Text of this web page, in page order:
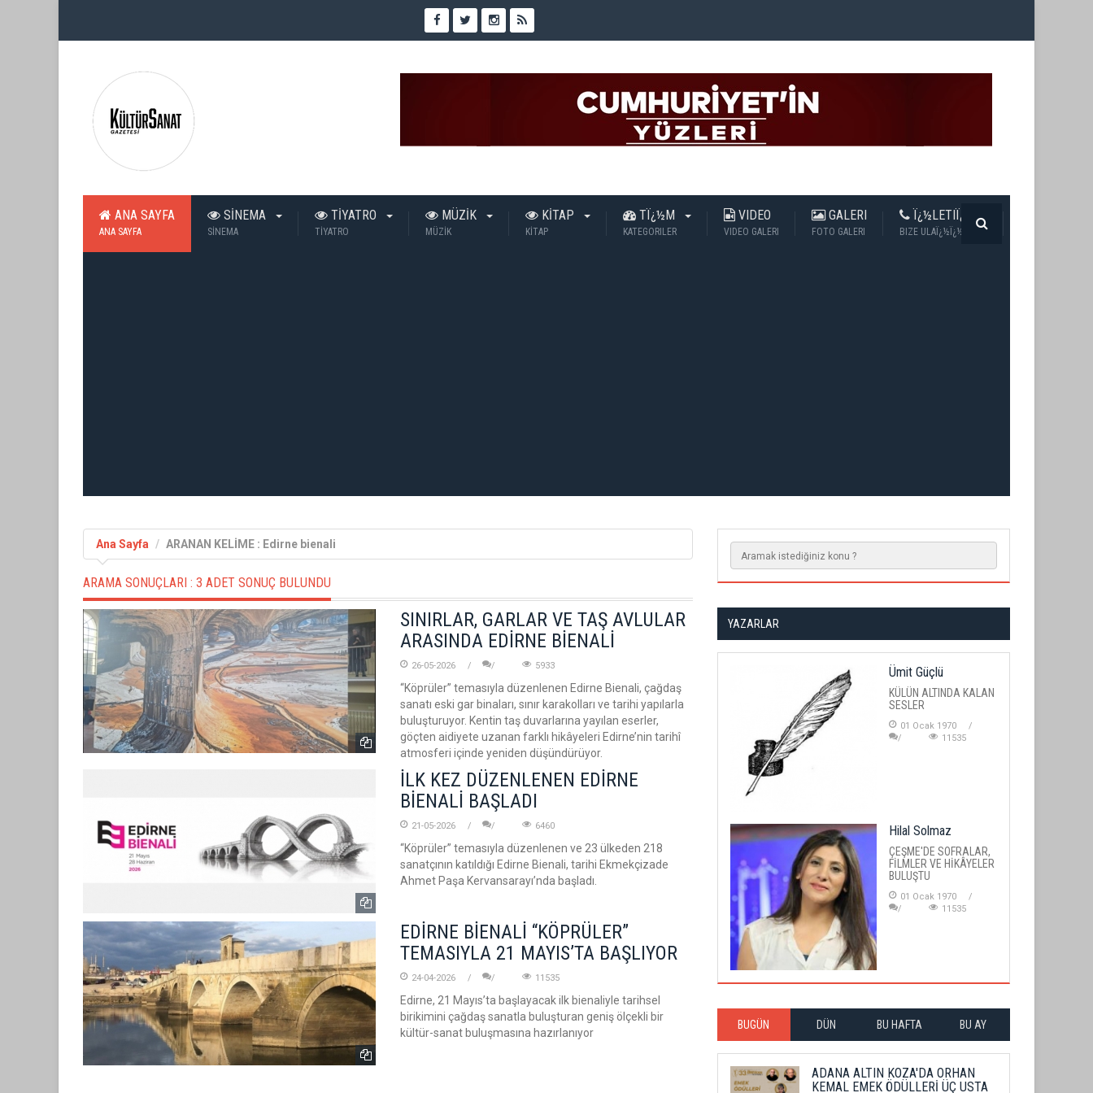
ANA SAYFA
ANA SAYFA
SİNEMA
SİNEMA
TİYATRO
TİYATRO
MÜZİK
MÜZİK
KİTAP
KİTAP
TÏ¿½M
KATEGORILER
VIDEO
VIDEO GALERI
GALERI
FOTO GALERI
Ï¿½LETIÏ¿½IM
BIZE ULAÏ¿½Ï¿½N
Ana Sayfa ARANAN KELİME : Edirne bienali
ARAMA SONUÇLARI : 3 ADET SONUÇ BULUNDU
SINIRLAR, GARLAR VE TAŞ AVLULAR
ARASINDA EDİRNE BİENALİ
26-05-2026 5933
“Köprüler” temasıyla düzenlenen Edirne Bienali, çağdaş
sanatı eski gar binaları, sınır karakolları ve tarihi yapılarla
buluşturuyor. Kentin taş duvarlarına yayılan eserler,
göçten aidiyete uzanan farklı hikâyeleri Edirne’nin tarihî
atmosferi içinde yeniden düşündürüyor.
İLK KEZ DÜZENLENEN EDİRNE
BİENALİ BAŞLADI
21-05-2026 6460
“Köprüler” temasıyla düzenlenen ve 23 ülkeden 218
sanatçının katıldığı Edirne Bienali, tarihi Ekmekçizade
Ahmet Paşa Kervansarayı’nda başladı.
EDİRNE BİENALİ “KÖPRÜLER”
TEMASIYLA 21 MAYIS’TA BAŞLIYOR
24-04-2026 11535
Edirne, 21 Mayıs’ta başlayacak ilk bienaliyle tarihsel
birikimini çağdaş sanatla buluşturan geniş ölçekli bir
kültür-sanat buluşmasına hazırlanıyor
YAZARLAR
Ümit Güçlü
KÜLÜN ALTINDA KALAN
SESLER
01 Ocak 1970
11535
Hilal Solmaz
ÇEŞME'DE SOFRALAR,
FİLMLER VE HİKÂYELER
BULUŞTU
01 Ocak 1970
11535
BUGÜN DÜN BU HAFTA BU AY
ADANA ALTIN KOZA'DA ORHAN
KEMAL EMEK ÖDÜLLERİ ÜÇ USTA